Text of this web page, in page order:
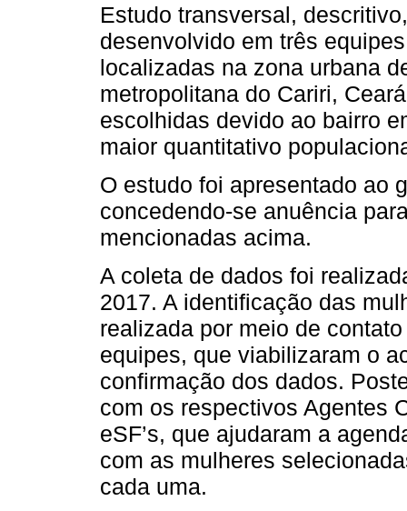
Estudo transversal,
desenvolvido em três
localizadas na zona urbana
metropolitana do Cariri,
escolhidas devido ao bairro
maior quantitativo
O estudo foi apresentado ao
concedendo-se anuência
mencionadas acima.
A coleta de dados foi
2017. A identificação das
realizada por meio de
equipes, que viabilizaram o
confirmação dos dados.
com os respectivos Agentes
eSF’s, que ajudaram a
com as mulheres
cada uma.